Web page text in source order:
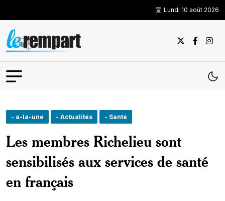
Lundi 10 août 2026
- a-la-une - Actualités - Santé
Les membres Richelieu sont
sensibilisés aux services de santé
en français